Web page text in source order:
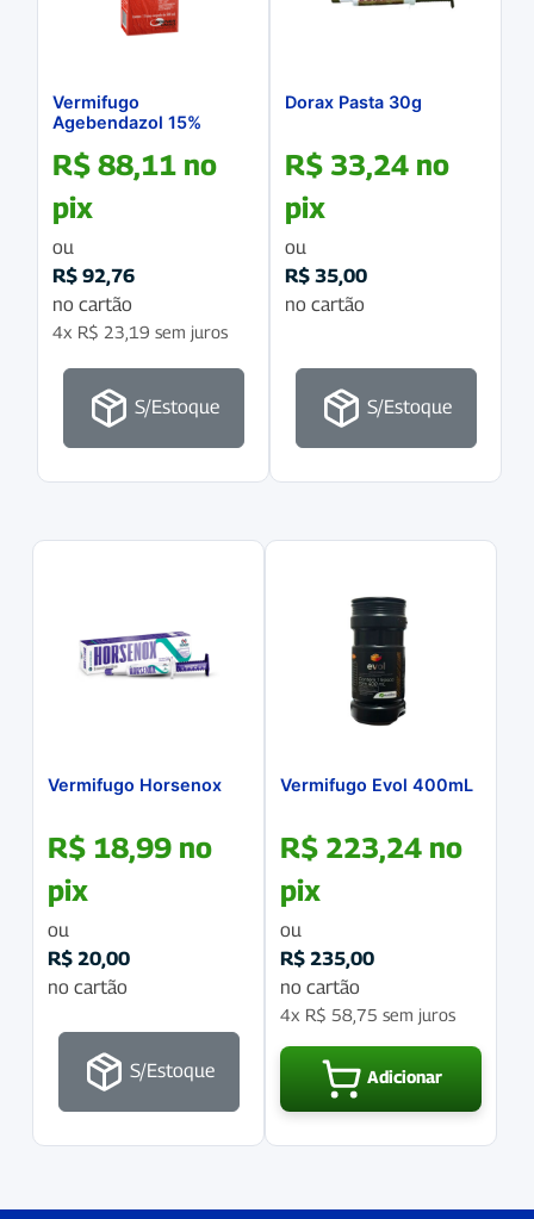
Vermifugo
Agebendazol 15%
R$ 88,11 no
pix
ou
R$ 92,76
no cartão
4x R$ 23,19 sem juros
S/Estoque
Dorax Pasta 30g
R$ 33,24 no
pix
ou
R$ 35,00
no cartão
S/Estoque
Vermifugo Horsenox
R$ 18,99 no
pix
ou
R$ 20,00
no cartão
S/Estoque
Vermifugo Evol 400mL
R$ 223,24 no
pix
ou
R$ 235,00
no cartão
4x R$ 58,75 sem juros
Adicionar